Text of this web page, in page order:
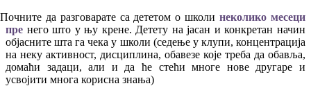
Почните да разговарате са дететом о школинеколико месеци
пре него што у њу крене. Детету на јасан и конкретан начин
објасните шта га чека у школи (седење у клупи, концентрација
на неку активност, дисциплина, обавезе које треба да обавља,
домаћи задаци, али и да ће стећи многе нове другаре и
усвојити многа корисна знања)